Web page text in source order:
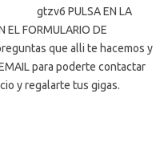
gtzv6 PULSA EN LA
EL FORMULARIO DE
que alli te hacemos y
para poderte contactar
y regalarte tus gigas.